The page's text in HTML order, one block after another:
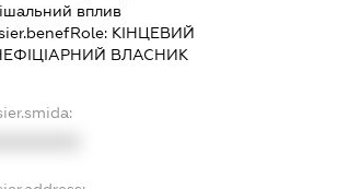
вплив
КІНЦЕВИЙ
ВЛАСНИК